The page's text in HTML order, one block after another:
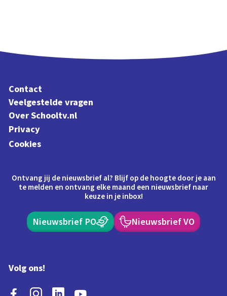
Contact
Veelgestelde vragen
Over Schooltv.nl
Privacy
Cookies
Ontvang jij de nieuwsbrief al? Blijf op de hoogte door je aan
te melden en ontvang elke maand een nieuwsbrief naar
keuze in je inbox!
Nieuwsbrief PO Nieuwsbrief VO
Volg ons!